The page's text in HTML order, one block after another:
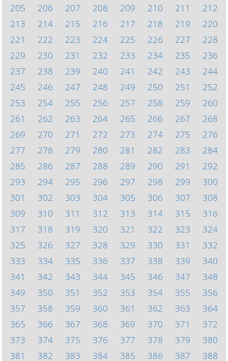
205
206 207 208 209 210 211
212
213
214 215 216 217 218 219
220
221
222 223 224 225 226 227
228
229
230 231 232 233 234 235
236
237
238 239 240 241 242 243
244
245
246 247 248 249 250 251
252
253
254 255 256 257 258 259
260
261
262 263 264 265 266 267
268
269
270 271 272 273 274 275
276
277
278 279 280 281 282 283
284
285
286 287 288 289 290 291
292
293
294 295 296 297 298 299
300
301
302 303 304 305 306 307
308
309
310 311 312 313 314 315
316
317
318 319 320 321 322 323
324
325
326 327 328 329 330 331
332
333
334 335 336 337 338 339
340
341
342 343 344 345 346 347
348
349
350 351 352 353 354 355
356
357
358 359 360 361 362 363
364
365
366 367 368 369 370 371
372
373
374 375 376 377 378 379
380
381
382 383 384 385 386 387 388